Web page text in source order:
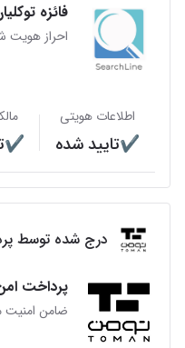
فائزه
احراز هویت
اطلاعات هویتی
✔️تایید شده
درج شده توسط
پرداخت
ضامن امنیت